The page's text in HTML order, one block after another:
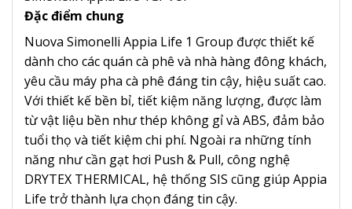
Đặc điểm chung
Nuova Simonelli Appia Life 1 Group được thiết kế
dành cho các quán cà phê và nhà hàng đông khách,
yêu cầu máy pha cà phê đáng tin cậy, hiệu suất cao.
Với thiết kế bền bỉ, tiết kiệm năng lượng, được làm
từ vật liệu bền như thép không gỉ và ABS, đảm bảo
tuổi thọ và tiết kiệm chi phí. Ngoài ra những tính
năng như cần gạt hơi Push & Pull, công nghệ
DRYTEX THERMICAL, hệ thống SIS cũng giúp Appia
Life trở thành lựa chọn đáng tin cậy.